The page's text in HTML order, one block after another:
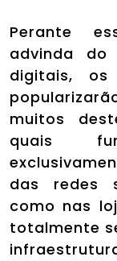
Perante
advinda do
digitais,
muitos
quais
das redes
como nas
totalmente